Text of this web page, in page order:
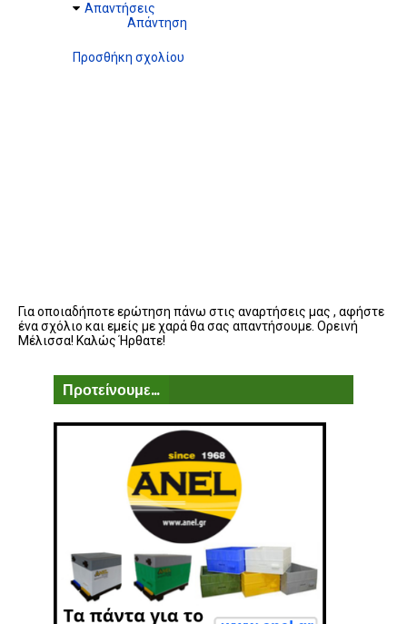
Απαντήσεις
Απάντηση
Προσθήκη σχολίου
Για οποιαδήποτε ερώτηση πάνω στις αναρτήσεις μας , αφήστε
ένα σχόλιο και εμείς με χαρά θα σας απαντήσουμε. Ορεινή
Μέλισσα! Καλώς Ήρθατε!
Προτείνουμε...